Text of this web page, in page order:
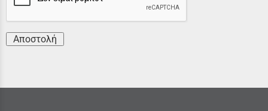
Αποστολή